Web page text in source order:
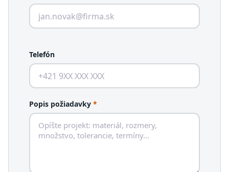
Telefón
Popis požiadavky *